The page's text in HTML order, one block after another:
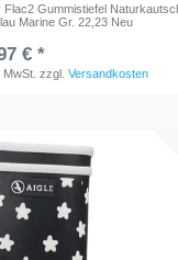
Flac2 Gummistiefel
Marine Gr. 22,23 Neu
€ *
zzgl.Versandkosten